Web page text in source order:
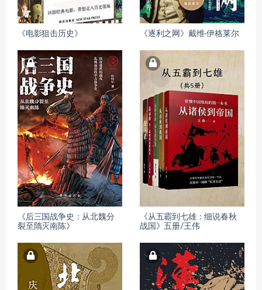
《电影狙击历史》 《逐利之网》戴维·伊格莱尔
《后三国战争史：从北魏分
裂至隋灭南陈》
《从五霸到七雄：细说春秋
战国》五册/王伟